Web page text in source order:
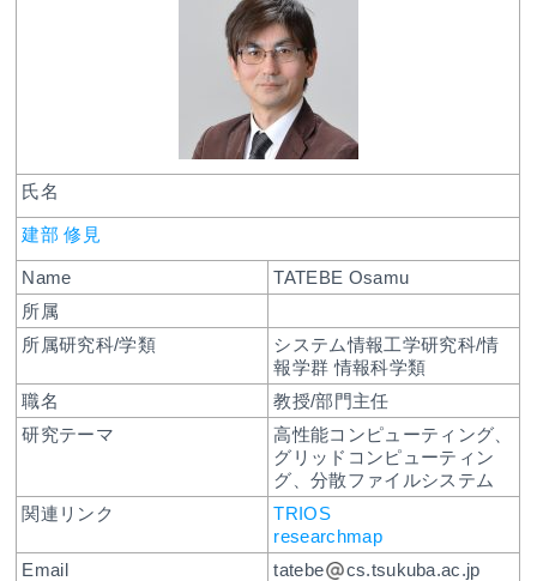
氏名
建部 修見
Name
TATEBE Osamu
所属
所属研究科/学類
システム情報工学研究科/情
報学群 情報科学類
職名
教授/部門主任
研究テーマ
高性能コンピューティング、
グリッドコンピューティン
グ、分散ファイルシステム
関連リンク
TRIOS
researchmap
Email
tatebe cs.tsukuba.ac.jp